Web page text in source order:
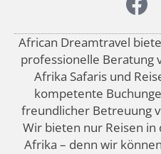
African Dreamtravel
professionelle Beratung
Afrika Safaris und
kompetente
freundlicher Betreuung
Wir bieten nur Reisen in
Afrika – denn wir